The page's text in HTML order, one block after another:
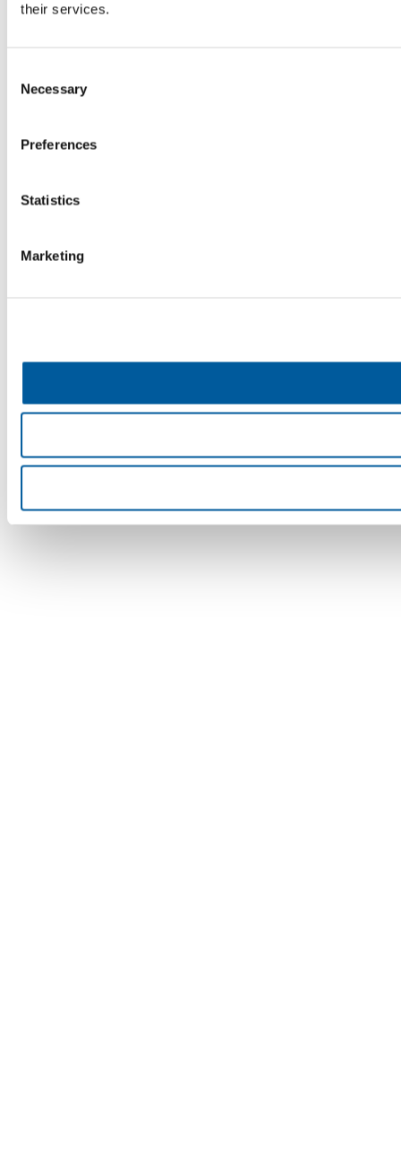
their services.
Selection
Necessary
Preferences
Statistics
Marketing